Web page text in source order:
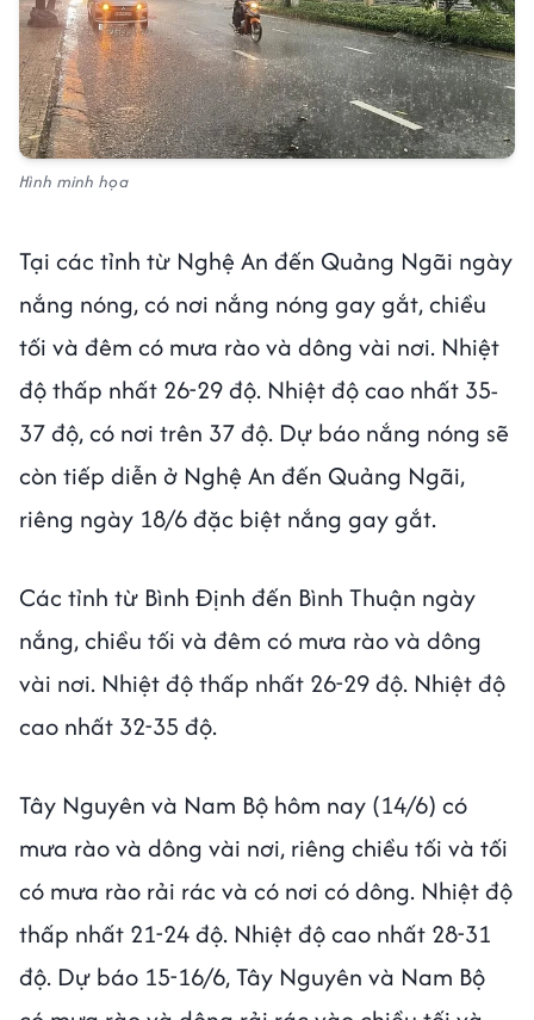
Hình minh họa
Tại các tỉnh từ Nghệ An đến Quảng Ngãi ngày
nắng nóng, có nơi nắng nóng gay gắt, chiều
tối và đêm có mưa rào và dông vài nơi. Nhiệt
độ thấp nhất 26-29 độ. Nhiệt độ cao nhất 35-
37 độ, có nơi trên 37 độ. Dự báo nắng nóng sẽ
còn tiếp diễn ở Nghệ An đến Quảng Ngãi,
riêng ngày 18/6 đặc biệt nắng gay gắt.
Các tỉnh từ Bình Định đến Bình Thuận ngày
nắng, chiều tối và đêm có mưa rào và dông
vài nơi. Nhiệt độ thấp nhất 26-29 độ. Nhiệt độ
cao nhất 32-35 độ.
Tây Nguyên và Nam Bộ hôm nay (14/6) có
mưa rào và dông vài nơi, riêng chiều tối và tối
có mưa rào rải rác và có nơi có dông. Nhiệt độ
thấp nhất 21-24 độ. Nhiệt độ cao nhất 28-31
độ. Dự báo 15-16/6, Tây Nguyên và Nam Bộ